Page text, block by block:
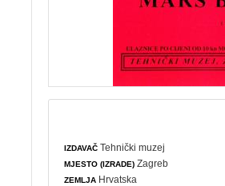
IZDAVAČ Tehnički muzej
MJESTO (IZRADE) Zagreb
ZEMLJA Hrvatska